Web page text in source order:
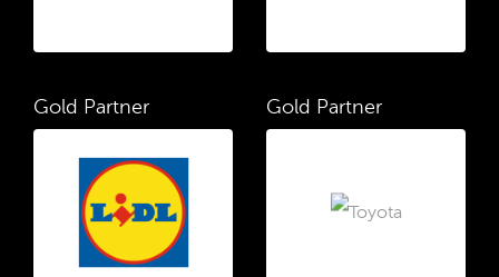
Gold Partner Gold Partner